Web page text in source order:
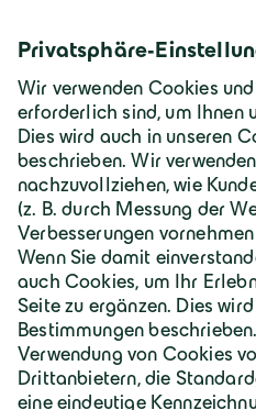
Geiger Baustoffe
Heizkraftwerke.
Österreich | Deutsch